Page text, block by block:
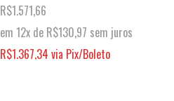
R$1.571,66
em 12x de R$130,97 sem juros
R$1.367,34 via Pix/Boleto